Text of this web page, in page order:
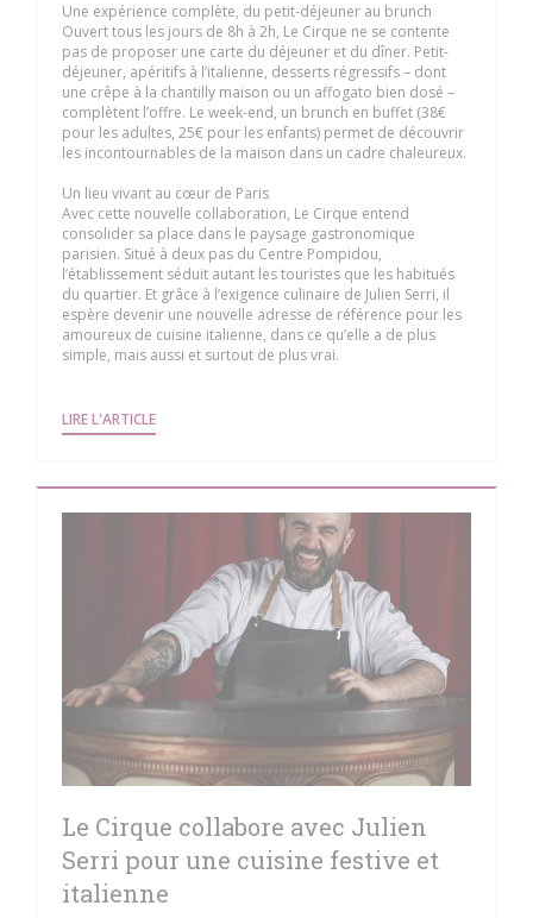
Une expérience complète, du petit-déjeuner au brunch
Ouvert tous les jours de 8h à 2h, Le Cirque ne se contente
pas de proposer une carte du déjeuner et du dîner. Petit-
déjeuner, apéritifs à l’italienne, desserts régressifs – dont
une crêpe à la chantilly maison ou un affogato bien dosé –
complètent l’offre. Le week-end, un brunch en buffet (38€
pour les adultes, 25€ pour les enfants) permet de découvrir
les incontournables de la maison dans un cadre chaleureux.
Un lieu vivant au cœur de Paris
Avec cette nouvelle collaboration, Le Cirque entend
consolider sa place dans le paysage gastronomique
parisien. Situé à deux pas du Centre Pompidou,
l’établissement séduit autant les touristes que les habitués
du quartier. Et grâce à l’exigence culinaire de Julien Serri, il
espère devenir une nouvelle adresse de référence pour les
amoureux de cuisine italienne, dans ce qu’elle a de plus
simple, mais aussi et surtout de plus vrai.
LIRE L'ARTICLE((OUVRE UNE NOUVELLE FENÊTRE))
Le Cirque collabore avec Julien
Serri pour une cuisine festive et
italienne